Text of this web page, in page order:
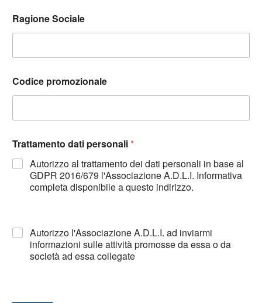
Ragione Sociale
Codice promozionale
Trattamento dati personali*
Autorizzo al trattamento dei dati personali in base al
GDPR 2016/679 l'Associazione A.D.L.I. Informativa
completa disponibile a questo indirizzo.
Autorizzo l'Associazione A.D.L.I. ad inviarmi
informazioni sulle attività promosse da essa o da
società ad essa collegate